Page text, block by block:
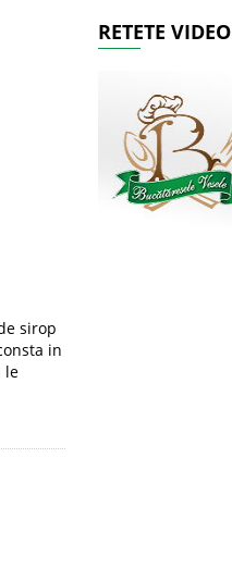
sirop
in
le
RETETE VIDEO